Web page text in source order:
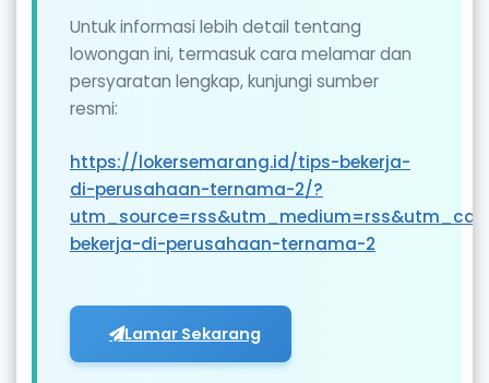
Untuk informasi lebih detail tentang
lowongan ini, termasuk cara melamar dan
persyaratan lengkap, kunjungi sumber
resmi:
https://lokersemarang.id/tips-bekerja-
di-perusahaan-ternama-2/?
bekerja-di-perusahaan-ternama-2
Lamar Sekarang